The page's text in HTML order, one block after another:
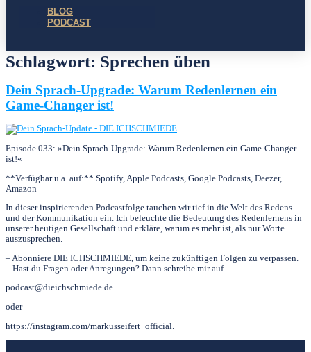
BLOG
PODCAST
Schlagwort: Sprechen üben
Dein Sprach-Upgrade: Warum Redenlernen ein
Game-Changer ist!
Episode 033: »Dein Sprach-Upgrade: Warum Redenlernen ein Game-Changer
ist!«
**Verfügbar u.a. auf:** Spotify, Apple Podcasts, Google Podcasts, Deezer,
Amazon
In dieser inspirierenden Podcastfolge tauchen wir tief in die Welt des Redens
und der Kommunikation ein. Ich beleuchte die Bedeutung des Redenlernens in
unserer heutigen Gesellschaft und erkläre, warum es mehr ist, als nur Worte
auszusprechen.
– Abonniere DIE ICHSCHMIEDE, um keine zukünftigen Folgen zu verpassen.
– Hast du Fragen oder Anregungen? Dann schreibe mir auf
podcast@dieichschmiede.de
oder
https://instagram.com/markusseifert_official.